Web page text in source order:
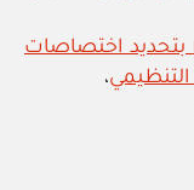
المرسوم السلطاني رقم ١٠٢ / ٢٠٠٥ بتحديد اختصاصات
التنظيمي،